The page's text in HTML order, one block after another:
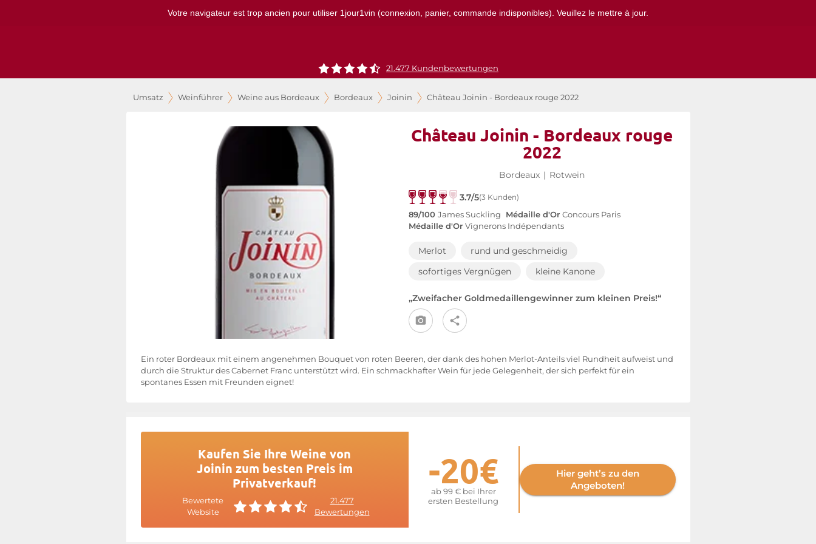
Votre navigateur est trop ancien pour utiliser 1jour1vin (connexion, panier, commande indisponibles). Veuillez le mettre à jour.
21.477 Kundenbewertungen
Umsatz Weinführer Weine aus Bordeaux Bordeaux Joinin Château Joinin - Bordeaux rouge 2022
Château Joinin - Bordeaux rouge
2022
Bordeaux | Rotwein
3.7/5(3 Kunden)
89/100 James Suckling Médaille d'Or Concours Paris
Médaille d'Or Vignerons Indépendants
Merlot
rund und geschmeidig
sofortiges Vergnügen
kleine Kanone
„Zweifacher Goldmedaillengewinner zum kleinen Preis!“
Ein roter Bordeaux mit einem angenehmen Bouquet von roten Beeren, der dank des hohen Merlot-Anteils viel Rundheit aufweist und
durch die Struktur des Cabernet Franc unterstützt wird. Ein schmackhafter Wein für jede Gelegenheit, der sich perfekt für ein
spontanes Essen mit Freunden eignet!
Kaufen Sie Ihre Weine von
Joinin zum besten Preis im
Privatverkauf!
Bewertete
Website
21.477
Bewertungen
-20€
ab 99 € bei Ihrer
ersten Bestellung
Hier geht’s zu den
Angeboten!